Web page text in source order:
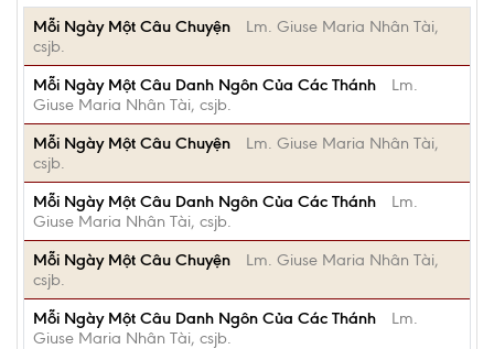
Mỗi Ngày Một Câu Chuyện
Lm. Giuse Maria Nhân Tài,
csjb.
Mỗi Ngày Một Câu Danh Ngôn Của Các Thánh
Lm.
Giuse Maria Nhân Tài, csjb.
Mỗi Ngày Một Câu Chuyện
Lm. Giuse Maria Nhân Tài,
csjb.
Mỗi Ngày Một Câu Danh Ngôn Của Các Thánh
Lm.
Giuse Maria Nhân Tài, csjb.
Mỗi Ngày Một Câu Chuyện
Lm. Giuse Maria Nhân Tài,
csjb.
Mỗi Ngày Một Câu Danh Ngôn Của Các Thánh
Lm.
Giuse Maria Nhân Tài, csjb.